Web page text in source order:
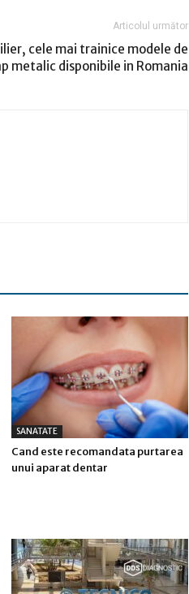
Articolul următor
cele mai trainice modele de
metalic disponibile in Romania
SANATATE
Cand este recomandata purtarea
unui aparat dentar